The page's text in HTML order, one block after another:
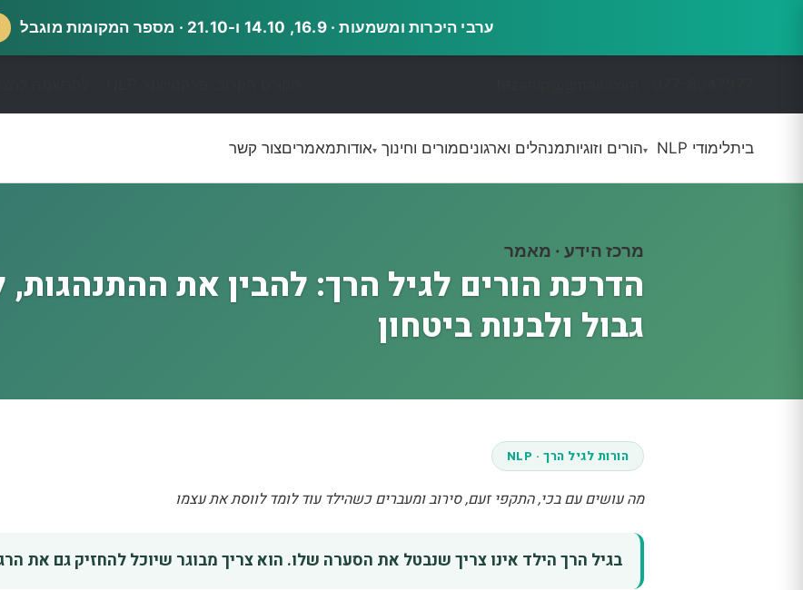
ערבי היכרות ומשמעות · 16.9, 14.10 ו-21.10 · מספר המקומות מוגבל
ביתלימודי NLP ▾הורים וזוגיותמנהלים וארגוניםמורים וחינוך ▾אודותמאמריםצור קשר
מרכז הידע · מאמר
הדרכת הורים לגיל הרך: להבין את ההתנהגות,
גבול ולבנות ביטחון
הורות לגיל הרך · NLP
מה עושים עם בכי, התקפי זעם, סירוב ומעברים כשהילד עוד לומד לווסת את עצמו
בגיל הרך הילד אינו צריך שנבטל את הסערה שלו. הוא צריך מבוגר שיוכל להחזיק גם את